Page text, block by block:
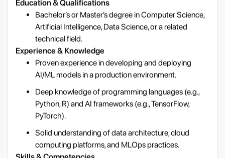
Education & Qualifications
Bachelor’s or Master’s degree in Computer Science,
Artificial Intelligence, Data Science, or a related
technical field.
Experience & Knowledge
Proven experience in developing and deploying
AI/ML models in a production environment.
Deep knowledge of programming languages (e.g.,
Python, R) and AI frameworks (e.g., TensorFlow,
PyTorch).
Solid understanding of data architecture, cloud
computing platforms, and MLOps practices.